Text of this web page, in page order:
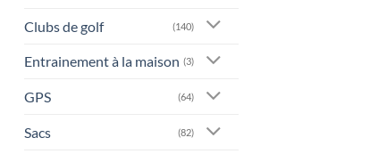
Clubs de golf (140)
Entrainement à la maison (3)
GPS (64)
Sacs (82)